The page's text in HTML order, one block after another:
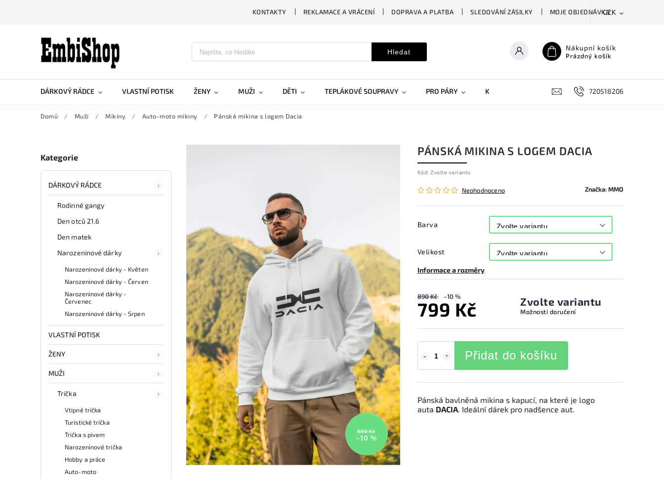
KONTAKTY REKLAMACE A VRÁCENÍ DOPRAVA A PLATBA SLEDOVÁNÍ ZÁSILKY MOJE OBJEDNÁVKACZK
Hledat Nákupní košík
Prázdný košík
DÁRKOVÝ RÁDCE VLASTNÍ POTISK ŽENY MUŽI DĚTI TEPLÁKOVÉ SOUPRAVY PRO PÁRY KRYTY NA MOBILY DOPLŇKY720518206
Domů / Muži / Mikiny / Auto-moto mikiny / Pánská mikina s logem Dacia
Kategorie
DÁRKOVÝ RÁDCE
Rodinné gangy
Den otců 21.6
Den matek
Narozeninové dárky
Narozeninové dárky - Květen
Narozeninové dárky - Červen
Narozeninové dárky -
Červenec
Narozeninové dárky - Srpen
VLASTNÍ POTISK
ŽENY
MUŽI
Trička
Vtipné trička
Turistické trička
Trička s pivem
Narozeninové trička
Hobby a práce
Auto-moto
890 Kč
–10 %
PÁNSKÁ MIKINA S LOGEM DACIA
Kód: Zvolte variantu
Neohodnoceno Značka:MMO
Barva
Velikost
Informace a rozměry
890 Kč –10 %
799 Kč Zvolte variantu
Možnosti doručení
Přidat do košíku
Pánská bavlněná mikina s kapucí, na které je logo
auta DACIA. Ideální dárek pro nadšence aut.